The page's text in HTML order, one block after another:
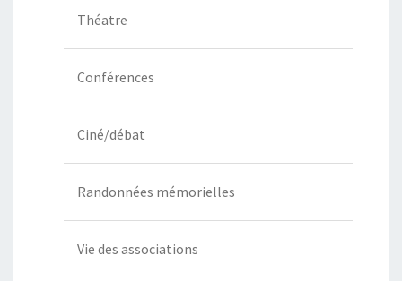
Théatre
Conférences
Ciné/débat
Randonnées mémorielles
Vie des associations